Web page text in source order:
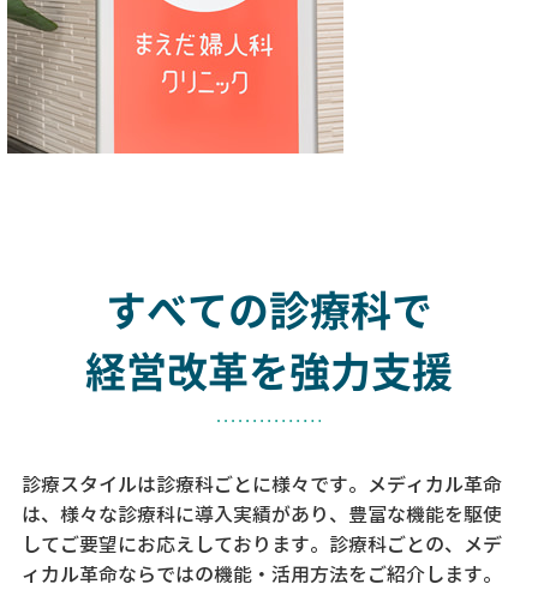
すべての診療科で
経営改革を強力支援
診療スタイルは診療科ごとに様々です。メディカル革命
は、様々な診療科に導入実績があり、 豊富な機能を駆使
してご要望にお応えしております。 診療科ごとの、メデ
ィカル革命ならではの機能・活用方法をご紹介します。